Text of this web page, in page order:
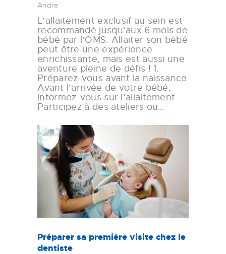
Andre
L’allaitement exclusif au sein est
recommandé jusqu’aux 6 mois de
bébé par l’OMS. Allaiter son bébé
peut être une expérience
enrichissante, mais est aussi une
aventure pleine de défis ! 1.
Préparez-vous avant la naissance
Avant l’arrivée de votre bébé,
informez-vous sur l’allaitement.
Participez à des ateliers ou…
Préparer sa première visite chez le
dentiste